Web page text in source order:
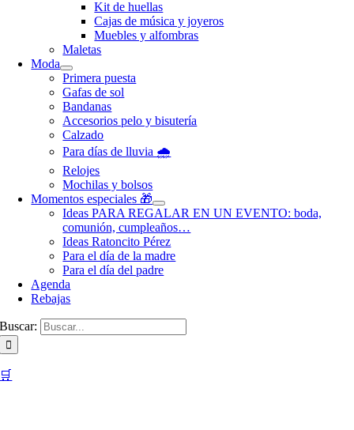
Kit de huellas
Cajas de música y joyeros
Muebles y alfombras
Maletas
Moda
Primera puesta
Gafas de sol
Bandanas
Accesorios pelo y bisutería
Calzado
Para días de lluvia 🌧️
Relojes
Mochilas y bolsos
Momentos especiales 🎁
Ideas PARA REGALAR EN UN EVENTO: boda,
comunión, cumpleaños…
Ideas Ratoncito Pérez
Para el día de la madre
Para el día del padre
Agenda
Rebajas
Buscar:
🛒